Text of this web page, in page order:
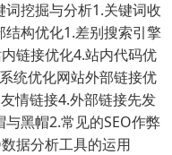
挖掘与分析1.关键词收
构优化1.差别搜索引擎
链接优化4.站内代码优
统优化网站外部链接优
情链接4.外部链接先发
黑帽2.常见的SEO作弊
据分析工具的运用